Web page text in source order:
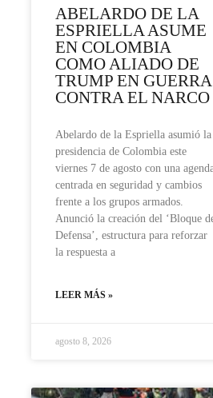
ABELARDO DE LA
ESPRIELLA ASUME
EN COLOMBIA
COMO ALIADO DE
TRUMP EN GUERRA
CONTRA EL NARCO
Abelardo de la Espriella asumió la
presidencia de Colombia este
viernes 7 de agosto con una
centrada en seguridad y cambios
frente a los grupos armados.
Anunció la creación del ‘Bloque
Defensa’, estructura para reforzar
la respuesta a
LEER MÁS »
agosto 8, 2026